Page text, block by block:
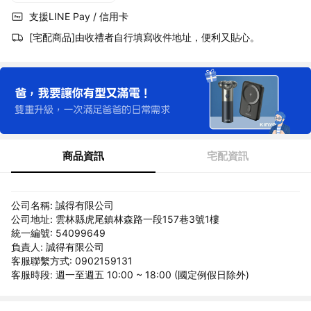
支援LINE Pay / 信用卡
[宅配商品]由收禮者自行填寫收件地址，便利又貼心。
商品資訊 宅配資訊
公司名稱: 誠得有限公司
公司地址: 雲林縣虎尾鎮林森路一段157巷3號1樓
統一編號: 54099649
負責人: 誠得有限公司
客服聯繫方式: 0902159131
客服時段: 週一至週五 10:00 ~ 18:00 (國定例假日除外)